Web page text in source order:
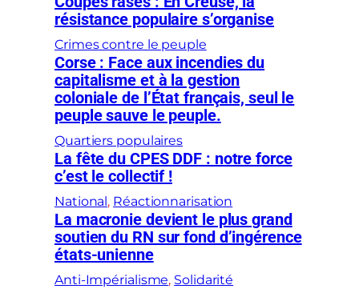
résistance populaire s’organise
Crimes contre le peuple
Corse : Face aux incendies du
capitalisme et à la gestion
coloniale de l’État français, seul le
peuple sauve le peuple.
Quartiers populaires
La fête du CPES DDF : notre force
c’est le collectif !
National , Réactionnarisation
La macronie devient le plus grand
soutien du RN sur fond d’ingérence
états-unienne
Anti-Impérialisme, Solidarité